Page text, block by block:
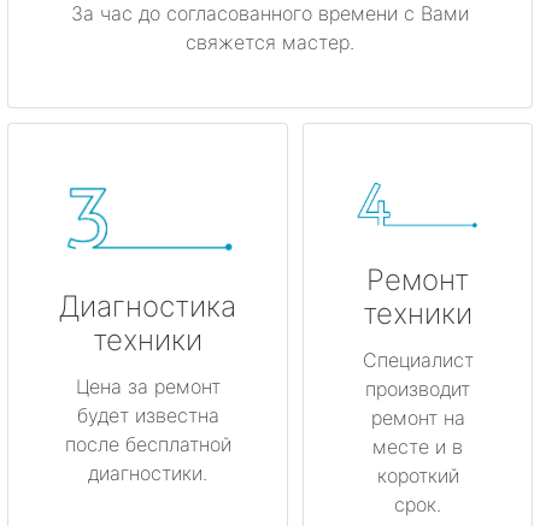
За час до согласованного времени с Вами
свяжется мастер.
Диагностика
техники
Цена за ремонт
будет известна
после бесплатной
диагностики.
Ремонт
техники
Специалист
производит
ремонт на
месте и в
короткий
срок.